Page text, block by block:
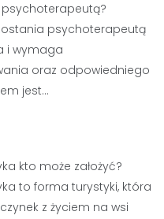
psychoterapeutą
i wymaga
oraz odpowiedniego
jest…
kto może założyć?
to forma turystyki, która
z życiem na wsi